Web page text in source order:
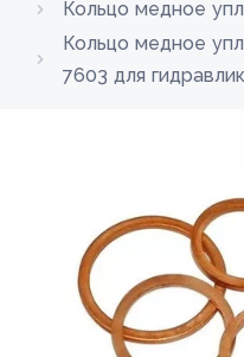
Кольцо медное
Кольцо медное
7603 для